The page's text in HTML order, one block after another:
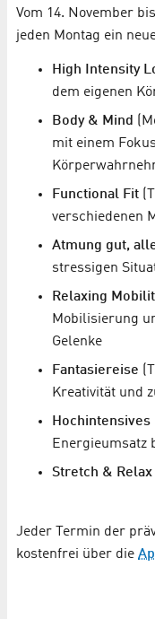
Vom 14. November
jeden Montag ein
High Intensity
dem eigenen
Body & Mind
mit einem
Functional Fit
verschiedenen
Atmung gut,
stressigen
Relaxing
Mobilisierung
Gelenke
Fantasiereise
Kreativität und
Energieumsatz
Stretch & Relax
Jeder Termin der
kostenfrei über die